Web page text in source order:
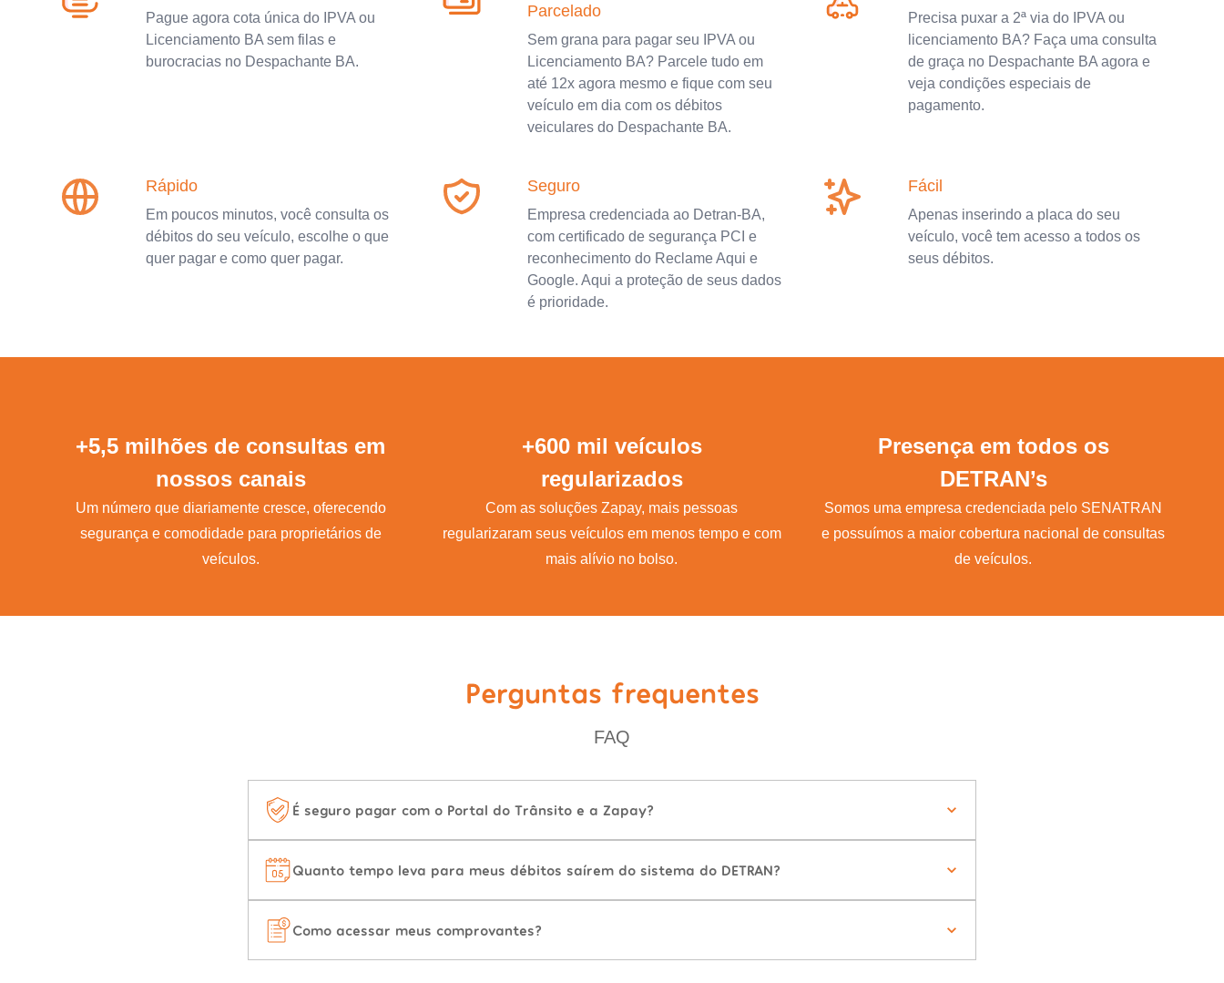
Pague agora cota única do IPVA ou
Licenciamento BA sem filas e
burocracias no Despachante BA.
Parcelado
Sem grana para pagar seu IPVA ou
Licenciamento BA? Parcele tudo em
até 12x agora mesmo e fique com seu
veículo em dia com os débitos
veiculares do Despachante BA.
Precisa puxar a 2ª via do IPVA ou
licenciamento BA? Faça uma consulta
de graça no Despachante BA agora e
veja condições especiais de
pagamento.
Rápido
Em poucos minutos, você consulta os
débitos do seu veículo, escolhe o que
quer pagar e como quer pagar.
Seguro
Empresa credenciada ao Detran-BA,
com certificado de segurança PCI e
reconhecimento do Reclame Aqui e
Google. Aqui a proteção de seus dados
é prioridade.
Fácil
Apenas inserindo a placa do seu
veículo, você tem acesso a todos os
seus débitos.
+5,5 milhões de consultas em
nossos canais
Um número que diariamente cresce, oferecendo
segurança e comodidade para proprietários de
veículos.
+600 mil veículos
regularizados
Com as soluções Zapay, mais pessoas
regularizaram seus veículos em menos tempo e com
mais alívio no bolso.
Presença em todos os
DETRAN’s
Somos uma empresa credenciada pelo SENATRAN
e possuímos a maior cobertura nacional de consultas
de veículos.
Perguntas frequentes
FAQ
É seguro pagar com o Portal do Trânsito e a Zapay?
Quanto tempo leva para meus débitos saírem do sistema do DETRAN?
Como acessar meus comprovantes?